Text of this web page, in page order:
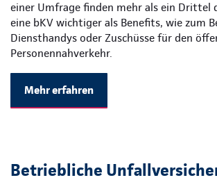
einer Umfrage finden mehr als ein Drittel
eine bKV wichtiger als Benefits, wie zum
Diensthandys oder Zuschüsse für den
Personennahverkehr.
Mehr erfahren
Betriebliche